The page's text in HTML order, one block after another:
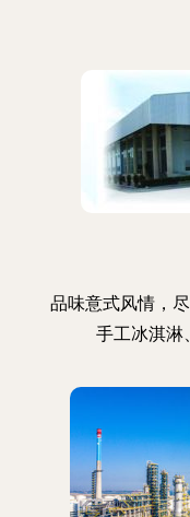
品味意式风情，
手工冰淇淋